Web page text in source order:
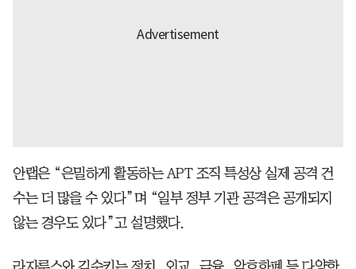
안랩은 “은밀하게 활동하는 APT 조직 특성상 실제 공격 건
수는 더 많을 수 있다”며 “일부 정부 기관 공격은 공개되지
않는 경우도 있다”고 설명했다.